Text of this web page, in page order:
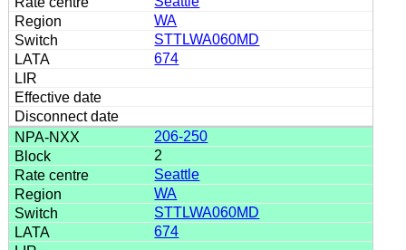
WA
STTLWA060MD
674
206-250
2
Seattle
WA
STTLWA060MD
674